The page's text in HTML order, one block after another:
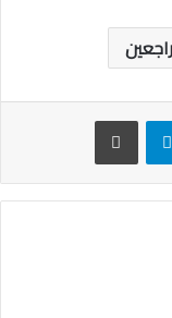
تيلقرام طباعة